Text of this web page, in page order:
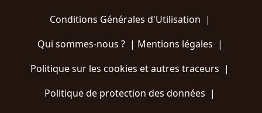
Conditions Générales d'Utilisation |
Qui sommes-nous ?| Mentions légales |
Politique sur les cookies et autres traceurs |
Politique de protection des données |